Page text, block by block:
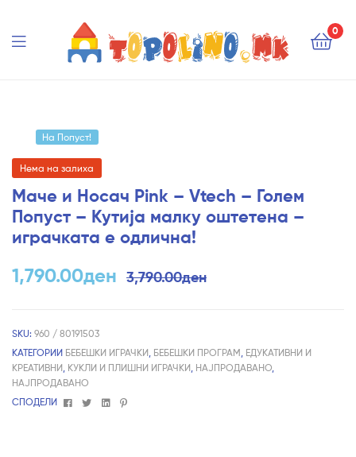
0
На Попуст!
Нема на залиха
Маче и Носач Pink – Vtech – Голем
Попуст – Кутија малку оштетена –
играчката е одлична!
3,790.00ден
1,790.00ден
SKU: 960 / 80191503
КАТЕГОРИИ БЕБЕШКИ ИГРАЧКИ БЕБЕШКИ ПРОГРАМ ЕДУКАТИВНИ И
КРЕАТИВНИ КУКЛИ И ПЛИШНИ ИГРАЧКИ НАЈПРОДАВАНО
НАЈПРОДАВАНО
СПОДЕЛИ
FacebookTwitterLinkedin
Pinterest